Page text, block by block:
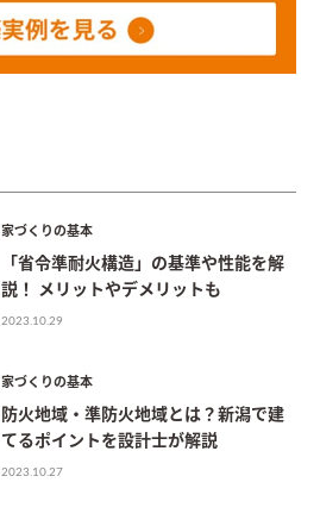
家づくりの基本
「省令準耐火構造」の基準や性能を解
説！ メリットやデメリットも
2023.10.29
家づくりの基本
防火地域・準防火地域とは？新潟で建
てるポイントを設計士が解説
2023.10.27